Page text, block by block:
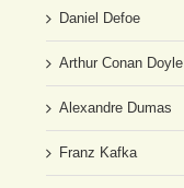
Daniel Defoe
Arthur Conan Doyle
Alexandre Dumas
Franz Kafka